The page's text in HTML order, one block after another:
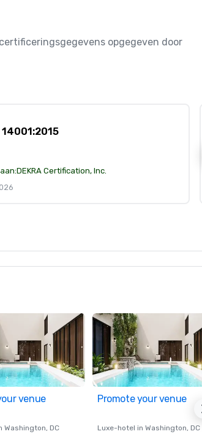
opgegeven door
14001:2015
DEKRA Certification, Inc.
venue
Washington, DC
Promote your venue
Luxe-hotel in Washington, DC